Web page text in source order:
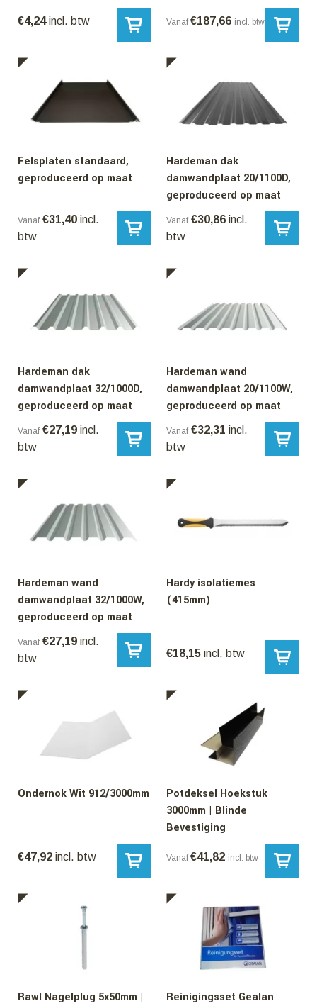
€4,24 incl. btw Vanaf €187,66 incl. btw
Felsplaten standaard,
geproduceerd op maat
Vanaf €31,40 incl.
btw
Hardeman dak
damwandplaat 20/1100D,
geproduceerd op maat
Vanaf €30,86 incl.
btw
Hardeman dak
damwandplaat 32/1000D,
geproduceerd op maat
Vanaf €27,19 incl.
btw
Hardeman wand
damwandplaat 20/1100W,
geproduceerd op maat
Vanaf €32,31 incl.
btw
Hardeman wand
damwandplaat 32/1000W,
geproduceerd op maat
Vanaf €27,19 incl.
btw
Hardy isolatiemes
(415mm)
€18,15 incl. btw
Ondernok Wit 912/3000mm
€47,92 incl. btw
Potdeksel Hoekstuk
3000mm | Blinde
Bevestiging
Vanaf €41,82 incl. btw
Rawl Nagelplug 5x50mm |
Reinigingsset Gealan